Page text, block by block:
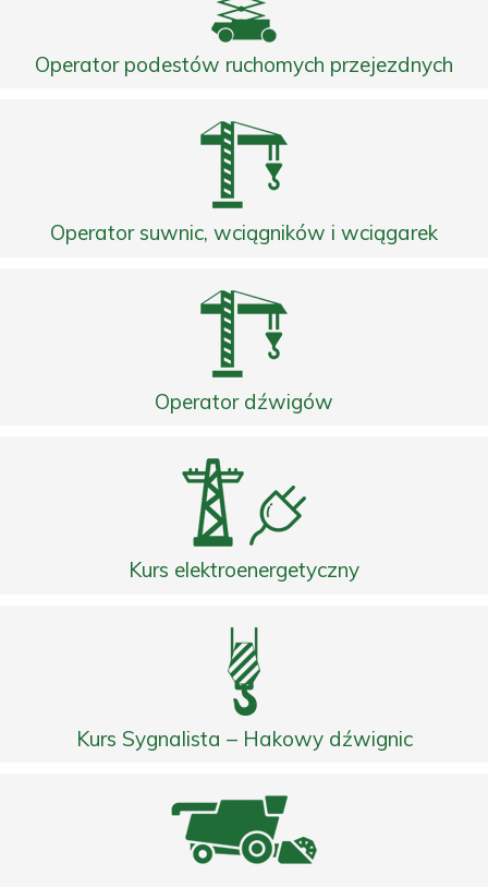
Operator podestów ruchomych przejezdnych
Operator suwnic, wciągników i wciągarek
Operator dźwigów
Kurs elektroenergetyczny
Kurs Sygnalista – Hakowy dźwignic